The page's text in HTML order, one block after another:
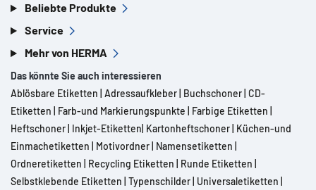
Beliebte Produkte
Service
Mehr von HERMA
Das könnte Sie auch interessieren
Ablösbare Etiketten Adressaufkleber Buchschoner CD-
Etiketten
Farb-und Markierungspunkte Farbige Etiketten
Heftschoner Inkjet-Etiketten Kartonheftschoner Küchen-und
Einmachetiketten
Motivordner Namensetiketten
Ordneretiketten
Recycling Etiketten Runde Etiketten
Selbstklebende Etiketten Typenschilder Universaletiketten